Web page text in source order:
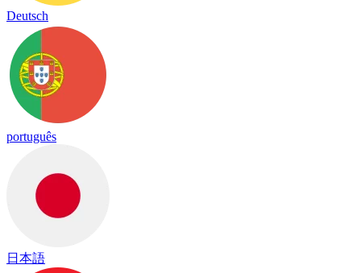
Deutsch
português
日本語